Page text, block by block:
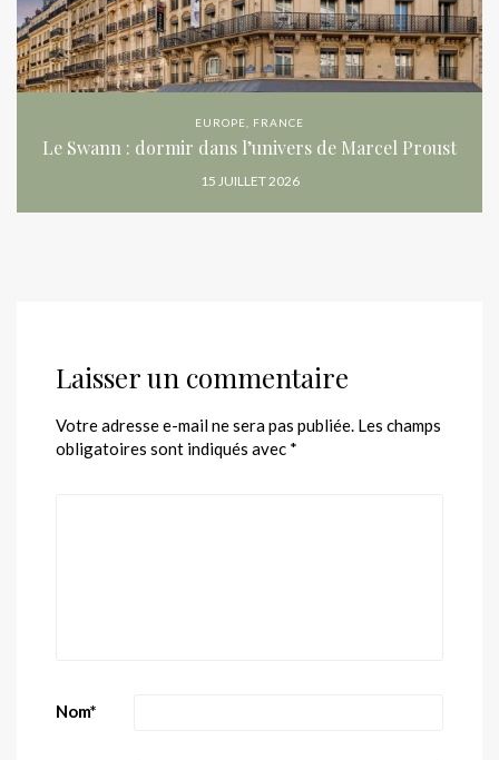
EUROPE FRANCE
Le Swann : dormir dans l’univers de Marcel Proust
15 JUILLET 2026
Laisser un commentaire
Votre adresse e-mail ne sera pas publiée. Les champs
obligatoires sont indiqués avec *
Nom*